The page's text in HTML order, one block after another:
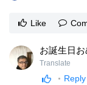
Like
お誕生日
Translate
Reply